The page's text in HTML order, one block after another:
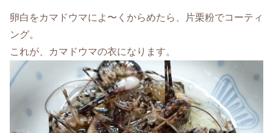
卵白をカマドウマによ〜くからめたら、片栗粉でコーティ
ング。
これが、カマドウマの衣になります。